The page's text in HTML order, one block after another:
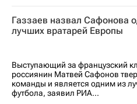
Россия
Будапешт
Юрий
Усман Дембеле
Пари Сен-
Лига чемпионов УЕФА 2026-
Газзаев назвал Сафонова
лучших вратарей Европы
Выступающий за французский
россиянин Матвей Сафонов
команды и является одним из
футбола, заявил РИА...